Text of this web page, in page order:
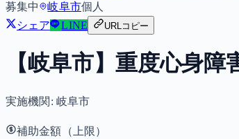
募集中
岐阜市個人
シェア
LINE URLコピー
【岐阜市】重度心身障
実施機関: 岐阜市
補助金額（上限）